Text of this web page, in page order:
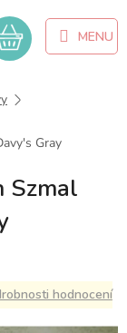
Nákupní
košík
Gray
Szmal
hodnocení